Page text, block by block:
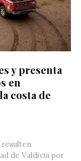
y presenta
en
costa de
resulten
de Valdivia por